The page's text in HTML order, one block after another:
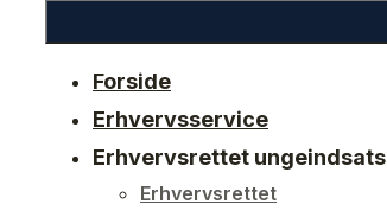
Forside
Erhvervsservice
Erhvervsrettet ungeindsats
Erhvervsrettet